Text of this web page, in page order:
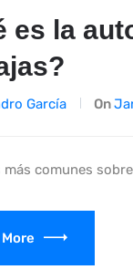
es la
García On
comunes